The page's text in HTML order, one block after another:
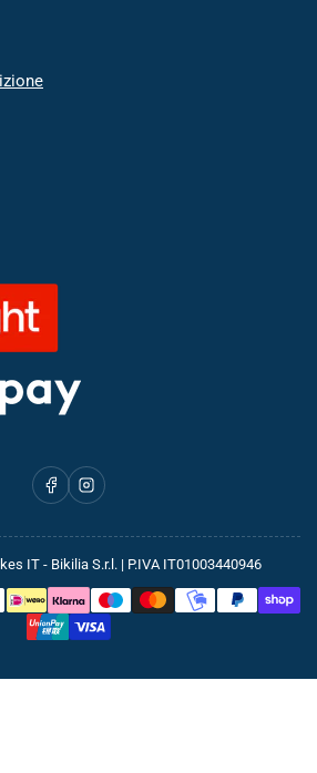
FacebookInstagram
IT - Bikilia S.r.l. | P.IVA IT01003440946
Metodi
di
pagamento